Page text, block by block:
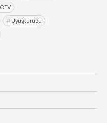
ÖTV
#Uyuşturucu